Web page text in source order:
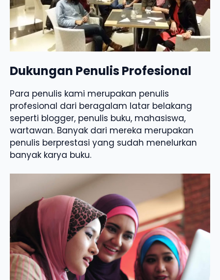
Dukungan Penulis Profesional
Para penulis kami merupakan penulis
profesional dari beragalam latar belakang
seperti blogger, penulis buku, mahasiswa,
wartawan. Banyak dari mereka merupakan
penulis berprestasi yang sudah menelurkan
banyak karya buku.